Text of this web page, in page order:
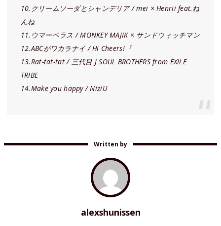
10.クリームソーダとシャンデリア / mei × Henrii feat.ね
んね
11.ウマーベラス / MONKEY MAJIK × サンドウィッチマン
12.ABCがワカラナイ / Hi Cheers!『
13.Rat-tat-tat / 三代目 J SOUL BROTHERS from EXILE
TRIBE
14.Make you happy / NiziU
Written by
alexshunissen